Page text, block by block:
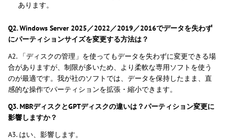
あります。
Q2. Windows Server 2025／2022／2019／2016でデータを失わず
にパーティションサイズを変更する方法は？
A2. 「ディスクの管理」を使ってもデータを失わずに変更できる場
合がありますが、制限が多いため、より柔軟な専用ソフトを使う
のが最適です。我が社のソフトでは、データを保持したまま、直
感的な操作でパーティションを拡張・縮小できます。
Q3. MBRディスクとGPTディスクの違いは？パーティション変更に
影響しますか？
A3. はい、影響します。